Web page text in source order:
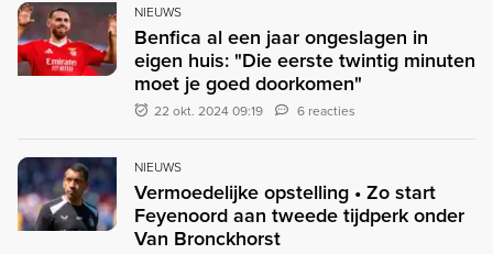
NIEUWS
Benfica al een jaar ongeslagen in
eigen huis: "Die eerste twintig minuten
moet je goed doorkomen"
22 okt. 2024 09:19 6 reacties
NIEUWS
Vermoedelijke opstelling • Zo start
Feyenoord aan tweede tijdperk onder
Van Bronckhorst